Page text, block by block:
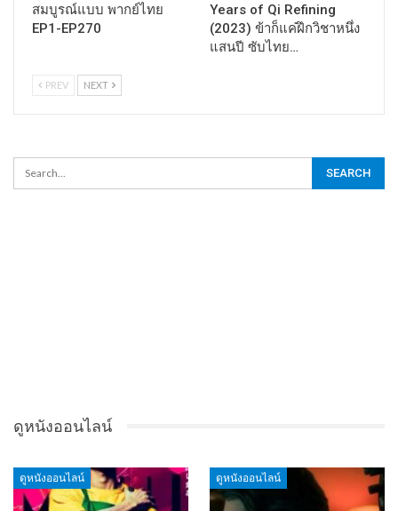
สมบูรณ์แบบ พากย์ไทย
EP1-EP270
Years of Qi Refining
(2023) ข้าก็แค่ฝึกวิชาหนึ่ง
แสนปี ซับไทย…
PREV NEXT
ดูหนังออนไลน์
ดูหนังออนไลน์ ดูหนังออนไลน์